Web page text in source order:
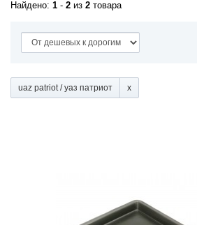
Найдено: 1 - 2 из 2 товара
uaz patriot / уаз патриот